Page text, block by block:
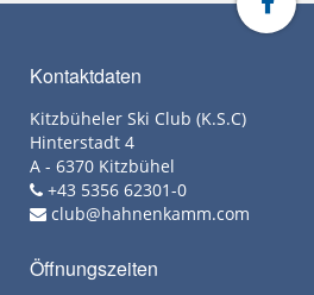
Kontaktdaten
Kitzbüheler Ski Club (K.S.C)
Hinterstadt 4
A - 6370 Kitzbühel
+43 5356 62301-0
club@hahnenkamm.com
Öffnungszeiten